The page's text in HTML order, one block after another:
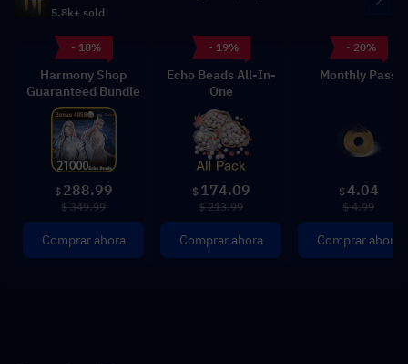
5.8k+ sold
- 18%
Harmony Shop
Guaranteed Bundle
$ 288.99
$ 349.99
Comprar ahora
- 19%
Echo Beads All-In-
One
$ 174.09
$ 213.99
Comprar ahora
- 20%
Monthly Pass
$4.04
$ 4.99
Comprar ahora